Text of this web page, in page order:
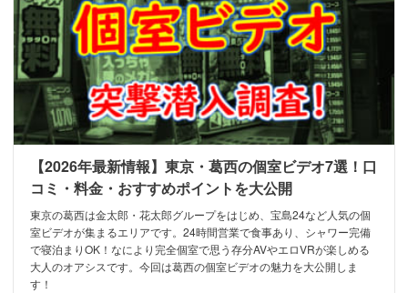
【2026年最新情報】東京・葛西の個室ビデオ7選！口
コミ・料金・おすすめポイントを大公開
東京の葛西は金太郎・花太郎グループをはじめ、宝島24など人気の個
室ビデオが集まるエリアです。24時間営業で食事あり、シャワー完備
で寝泊まりOK！なにより完全個室で思う存分AVやエロVRが楽しめる
大人のオアシスです。今回は葛西の個室ビデオの魅力を大公開しま
す！